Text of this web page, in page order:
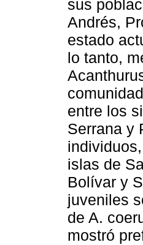
sus
Andrés,
estado
lo tanto,
entre los
Serrana y
islas de
Bolívar y
juveniles
de A.
mostró